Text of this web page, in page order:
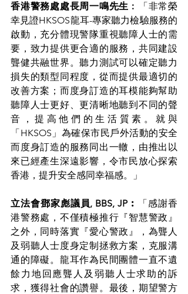
香港警務處處長周一鳴先生 ︰「非常榮
幸見證HKSOS龍耳-專家聽力檢驗服務的
啟動，充分體現警隊重視聽障人士的需
要，致力提供更合適的服務，共同建設
聾健共融世界。聽力測試可以確定聽力
損失的類型同程度，從而提供最適切的
改善方案；而度身訂造的耳模能夠幫助
聽障人士更好、更清晰地聽到不同的聲
音，提高他們的生活質素。就與
「HKSOS」為確保市民戶外活動的安全
而度身訂造的服務同出一轍，由推出以
來已經產生深遠影響，令市民放心探索
香港，提升安全感同幸福感。」
立法會鄧家彪議員, BBS, JP︰
「感謝香
港警務處，不僅積極推行『智慧警政』
之外，同時落實『愛心警政』，為聾人
及弱聽人士度身定制拯救方案，克服溝
通的障礙。龍耳作為民間團體一直不遺
餘力地回應聾人及弱聽人士求助的訴
求，獲得社會的讚譽。最後，期望警方